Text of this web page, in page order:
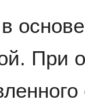
При